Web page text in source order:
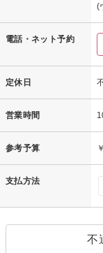
(
電話・ネット予約
定休日
営業時間
参考予算
支払方法
不